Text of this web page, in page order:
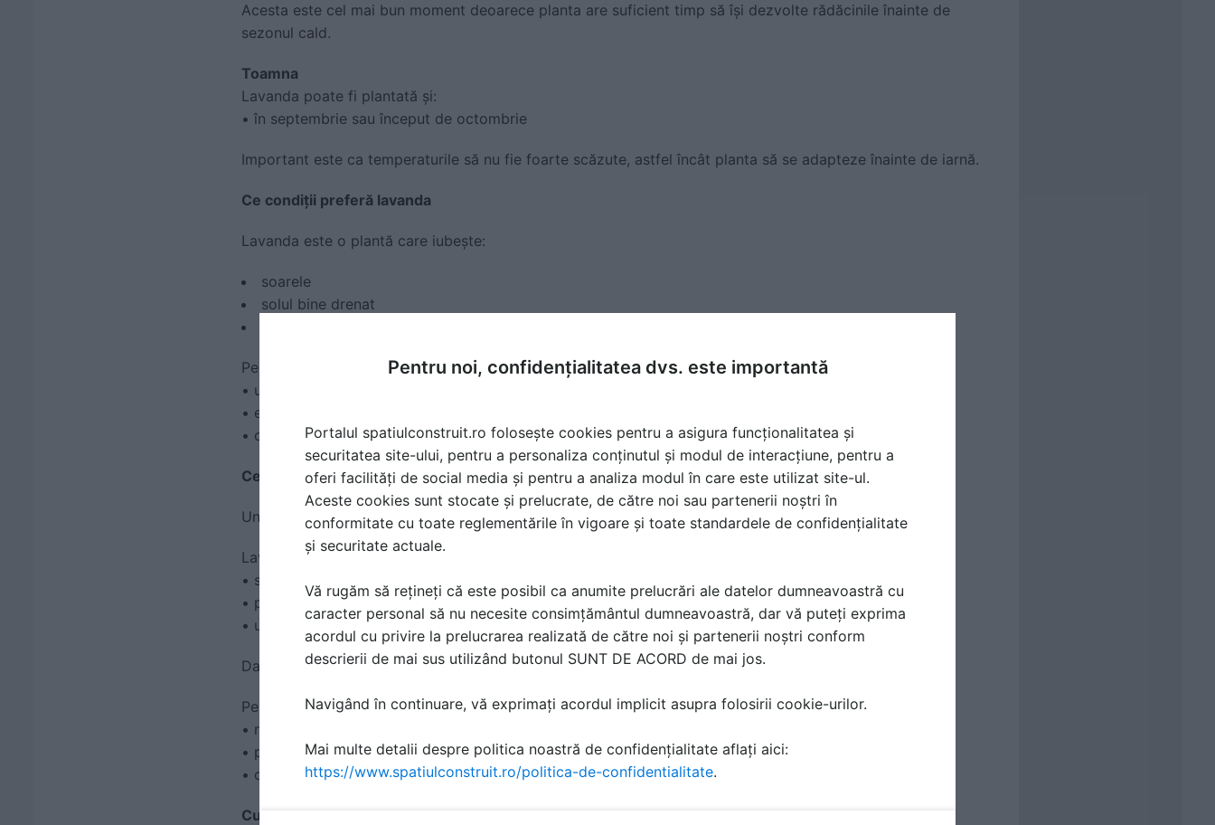
Acesta este cel mai bun moment deoarece planta are suficient timp să își dezvolte rădăcinile înainte de
sezonul cald.
Toamna
Lavanda poate fi plantată și:
• în septembrie sau început de octombrie
Important este ca temperaturile să nu fie foarte scăzute, astfel încât planta să se adapteze înainte de iarnă.
Ce condiții preferă lavanda
Lavanda este o plantă care iubește:
soarele
solul bine drenat
Pentru o dezvoltare sănătoasă, trebuie evitate zonele:
• umbrite
• excesiv de umede
• cu apă stagnantă
Ce tip de sol este recomandat
Un aspect foarte important pentru cultura de lavandă este solul.
Lavanda preferă:
• sol nisipos sau pietros
• pământ bine drenat
• un sol ușor alcalin
Dacă solul este prea compact sau reține multă apă, rădăcinile pot putrezi.
Pentru îmbunătățirea drenajului, poți adăuga:
• nisip
• pietriș fin
• compost în cantitate moderată
Cum se plantează corect lavanda
Pentru noi, confidențialitatea dvs. este importantă
Portalul spatiulconstruit.ro folosește cookies pentru a asigura funcționalitatea și
securitatea site-ului, pentru a personaliza conținutul și modul de interacțiune, pentru a
oferi facilități de social media și pentru a analiza modul în care este utilizat site-ul.
Aceste cookies sunt stocate și prelucrate, de către noi sau partenerii noștri în
conformitate cu toate reglementările în vigoare și toate standardele de confidențialitate
și securitate actuale.
Vă rugăm să rețineți că este posibil ca anumite prelucrări ale datelor dumneavoastră cu
caracter personal să nu necesite consimțământul dumneavoastră, dar vă puteți exprima
acordul cu privire la prelucrarea realizată de către noi și partenerii noștri conform
descrierii de mai sus utilizând butonul SUNT DE ACORD de mai jos.
Navigând în continuare, vă exprimați acordul implicit asupra folosirii cookie-urilor.
Mai multe detalii despre politica noastră de confidențialitate aflați aici:
https://www.spatiulconstruit.ro/politica-de-confidentialitate.